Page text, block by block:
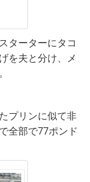
ターターにタコ
を夫と分け、メ
プリンに似て非
全部で77ポンド